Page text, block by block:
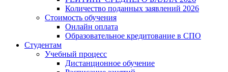
Количество поданных заявлений 2026
Стоимость обучения
Онлайн оплата
Образовательное кредитование в СПО
Студентам
Учебный процесс
Дистанционное обучение